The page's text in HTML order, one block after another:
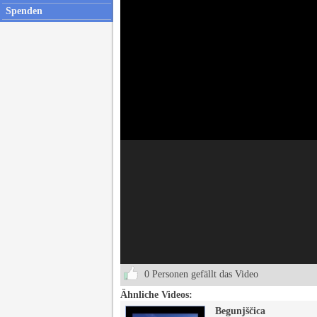
Spenden
0 Personen gefällt das Video
Ähnliche Videos:
Begunjščica